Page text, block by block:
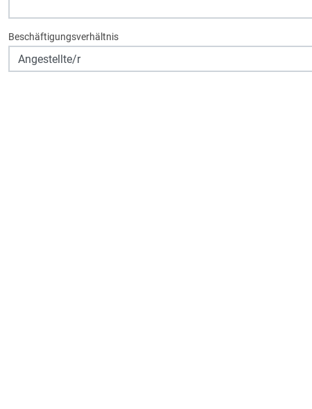
Beschäftigungsverhältnis